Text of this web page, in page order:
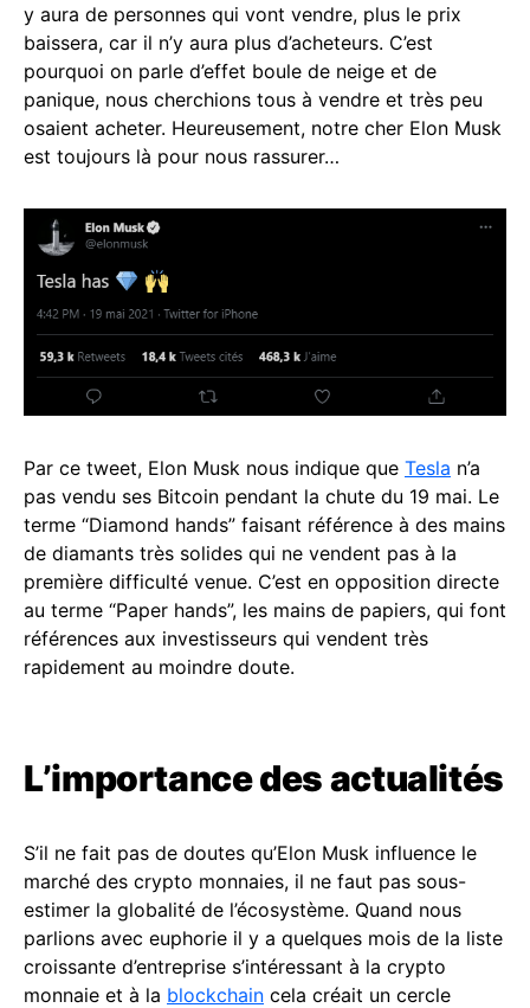
y aura de personnes qui vont vendre, plus le prix
baissera, car il n’y aura plus d’acheteurs. C’est
pourquoi on parle d’effet boule de neige et de
panique, nous cherchions tous à vendre et très peu
osaient acheter. Heureusement, notre cher Elon Musk
est toujours là pour nous rassurer…
Par ce tweet, Elon Musk nous indique que Tesla n’a
pas vendu ses Bitcoin pendant la chute du 19 mai. Le
terme “Diamond hands” faisant référence à des mains
de diamants très solides qui ne vendent pas à la
première difficulté venue. C’est en opposition directe
au terme “Paper hands”, les mains de papiers, qui font
références aux investisseurs qui vendent très
rapidement au moindre doute.
L’importance des actualités
S’il ne fait pas de doutes qu’Elon Musk influence le
marché des crypto monnaies, il ne faut pas sous-
estimer la globalité de l’écosystème. Quand nous
parlions avec euphorie il y a quelques mois de la liste
croissante d’entreprise s’intéressant à la crypto
monnaie et à la blockchain cela créait un cercle